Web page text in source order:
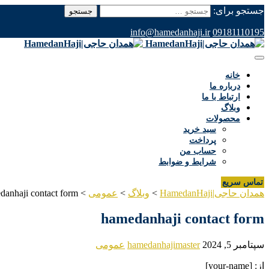
جستجو برای:
09181110195
info@hamedanhaji.ir
خانه
درباره ما
ارتباط با ما
وبلاگ
محصولات
سبد خرید
پرداخت
حساب من
شرایط و ضوابط
تماس سریع
همدان حاجی|HamedanHaji > وبلاگ > عمومی >
contact form
hamedanhaji contact form
سپتامبر 5, 2024 hamedanhajimaster عمومی
از: [your-name]